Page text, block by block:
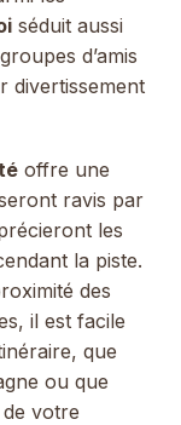
séduit aussi
d’amis
divertissement
offre une
ravis par
les
la piste.
des
il est facile
que
ou que
votre